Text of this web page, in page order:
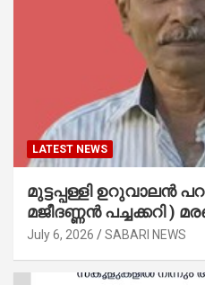
LATEST NEWS
മുട്ടപ്പള്ളി ഉറുവാലൻ
മജീദണ്ണൻ പച്ചക്കറി )
July 6, 2026 SABARI NEWS